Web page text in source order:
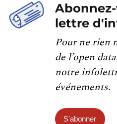
lettre
Pour ne rien
de l’open
notre
événements.
S'abonner